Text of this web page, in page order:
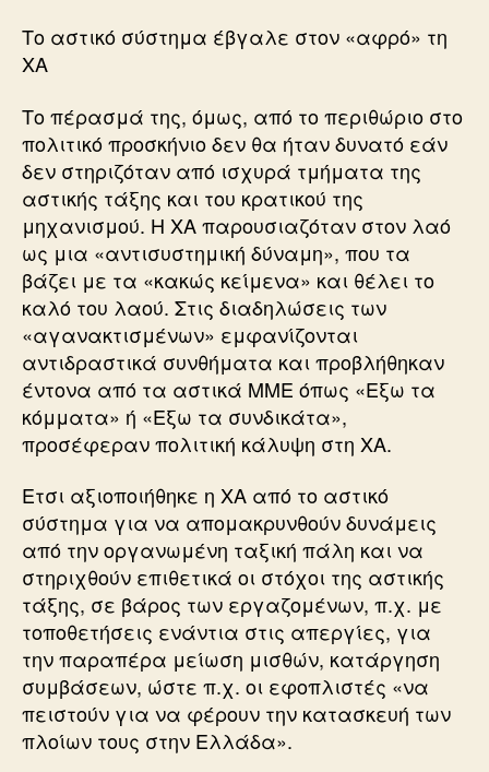
Το αστικό σύστημα έβγαλε στον «αφρό» τη
ΧΑ
Το πέρασμά της, όμως, από το περιθώριο στο
πολιτικό προσκήνιο δεν θα ήταν δυνατό εάν
δεν στηριζόταν από ισχυρά τμήματα της
αστικής τάξης και του κρατικού της
μηχανισμού. Η ΧΑ παρουσιαζόταν στον λαό
ως μια «αντισυστημική δύναμη», που τα
βάζει με τα «κακώς κείμενα» και θέλει το
καλό του λαού. Στις διαδηλώσεις των
«αγανακτισμένων» εμφανίζονται
αντιδραστικά συνθήματα και προβλήθηκαν
έντονα από τα αστικά ΜΜΕ όπως «Εξω τα
κόμματα» ή «Εξω τα συνδικάτα»,
προσέφεραν πολιτική κάλυψη στη ΧΑ.
Ετσι αξιοποιήθηκε η ΧΑ από το αστικό
σύστημα για να απομακρυνθούν δυνάμεις
από την οργανωμένη ταξική πάλη και να
στηριχθούν επιθετικά οι στόχοι της αστικής
τάξης, σε βάρος των εργαζομένων, π.χ. με
τοποθετήσεις ενάντια στις απεργίες, για
την παραπέρα μείωση μισθών, κατάργηση
συμβάσεων, ώστε π.χ. οι εφοπλιστές «να
πειστούν για να φέρουν την κατασκευή των
πλοίων τους στην Ελλάδα».